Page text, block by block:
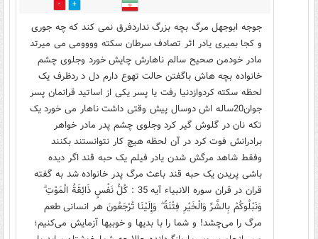
0
جوجه ابوجهل مرگ بچه بزرگ نداردفرق نمی کند که چه جوری
و کجا بمیری یادر اثر تصادف سرطان سکته وووومی می میرتد
مادر خودمن صحیح سالم ناهارش چایش خورد وجلوی چشم
خانواده بچه هاش باگفتن حالت تهوع دارم دل د ردظرف یک
لحظه سکته کردوازدنیا رفت یا پسر یکی از اساتید قرانمان پسر
جوان20ساله اش دوسال پیش وقتی داشت ناهار می خورد یک
تکه نان در گلوش گیر کرد وجلوی چشم پدر مادر خواهر
برادرانش فوت کرد در آن لحظه هیچ کار نتوانستند بکنند
وفقط شاهد مرگش شدن یادر فیلم یک حبه قند اگر دیده
باشی پریدن یک حبه قند باعث مرگ پدر خانواده شد به گفته
قران در قران سوره الانبياء آیه 35 : كُلُّ نَفْسٍ ذَائِقَةُ الْمَوْتِ ۗ
وَنَبْلُوكُمْ بِالشَّرِّ وَالْخَيْرِ فِتْنَةً ۖ وَإِلَيْنَا تُرْجَعُونَ هر انسانی طعم
مرگ را می‌چشد! و شما را با بدیها و خوبیها آزمایش می‌کنیم؛